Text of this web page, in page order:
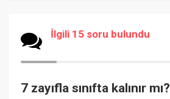
İlgili 15 soru bulundu
7 zayıfla sınıfta kalınır mı?